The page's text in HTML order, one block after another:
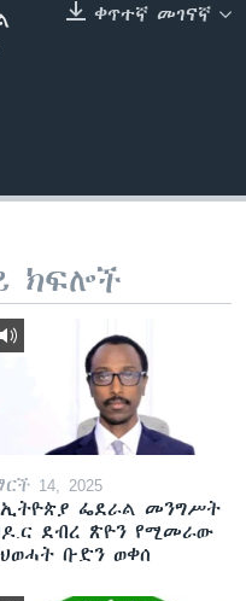
ቀጥተኛ መገናኛ
ክፍሎች
14, 2025
ፌደራል መንግሥት
ደብረ ጽዮን የሚመራው
ቡድን ወቀሰ